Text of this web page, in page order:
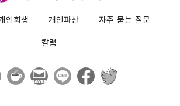
인회생 개인파산 자주 묻는 질문
칼럼